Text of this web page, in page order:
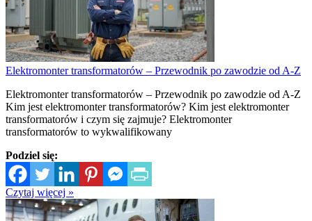
Elektromonter transformatorów – Przewodnik po zawodzie od A-Z
Elektromonter transformatorów – Przewodnik po zawodzie od A-Z
Kim jest elektromonter transformatorów? Kim jest elektromonter
transformatorów i czym się zajmuje? Elektromonter
transformatorów to wykwalifikowany
Podziel się:
Czytaj więcej »